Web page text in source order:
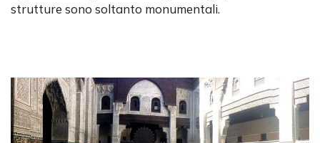
strutture sono soltanto monumentali.